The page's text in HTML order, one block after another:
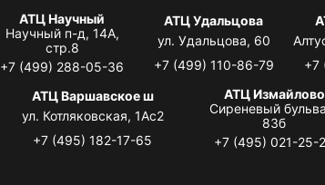
АТЦ Научный
Научный п-д, 14А,
стр.8
+7 (499) 288-05-36
АТЦ Удальцова
ул. Удальцова, 60
+7 (499) 110-86-79
+7
АТЦ Варшавское ш
ул. Котляковская, 1Ас2
+7 (495) 182-17-65
АТЦ Измайлово
Сиреневый
83б
+7 (495) 021-25-